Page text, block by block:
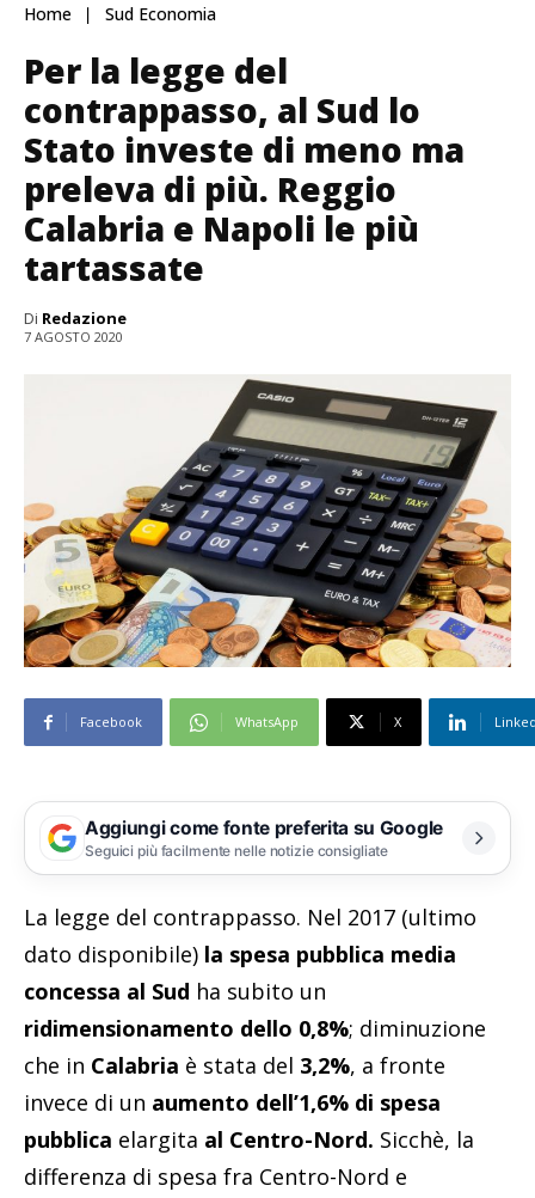
Home Sud Economia
Per la legge del
contrappasso, al Sud lo
Stato investe di meno ma
preleva di più. Reggio
Calabria e Napoli le più
tartassate
Di Redazione
7 AGOSTO 2020
Facebook WhatsApp X
Aggiungi come fonte preferita su Google
Seguici più facilmente nelle notizie consigliate
La legge del contrappasso. Nel 2017 (ultimo
dato disponibile) la spesa pubblica media
concessa al Sud ha subito un
ridimensionamento dello 0,8%; diminuzione
che in Calabria è stata del 3,2%, a fronte
invece di un aumento dell’1,6% di spesa
pubblica elargita al Centro-Nord. Sicchè, la
differenza di spesa fra Centro-Nord e